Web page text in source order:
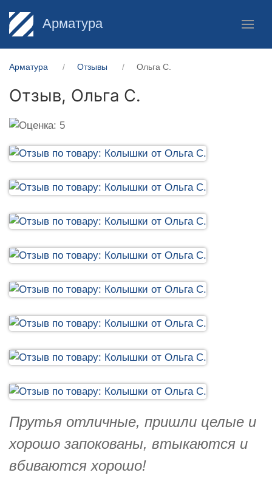
Арматура
Арматура Отзывы Ольга С.
Отзыв, Ольга С.
Прутья отличные, пришли целые и
хорошо запокованы, втыкаются и
вбиваются хорошо!